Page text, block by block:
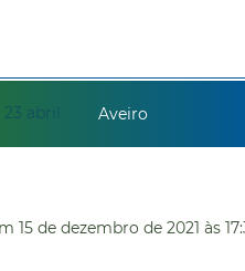
23 abril Aveiro
15 de dezembro de 2021 às